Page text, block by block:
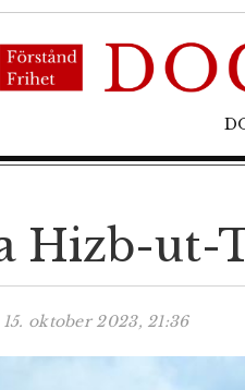
Hizb-ut-
15. oktober 2023, 21:36